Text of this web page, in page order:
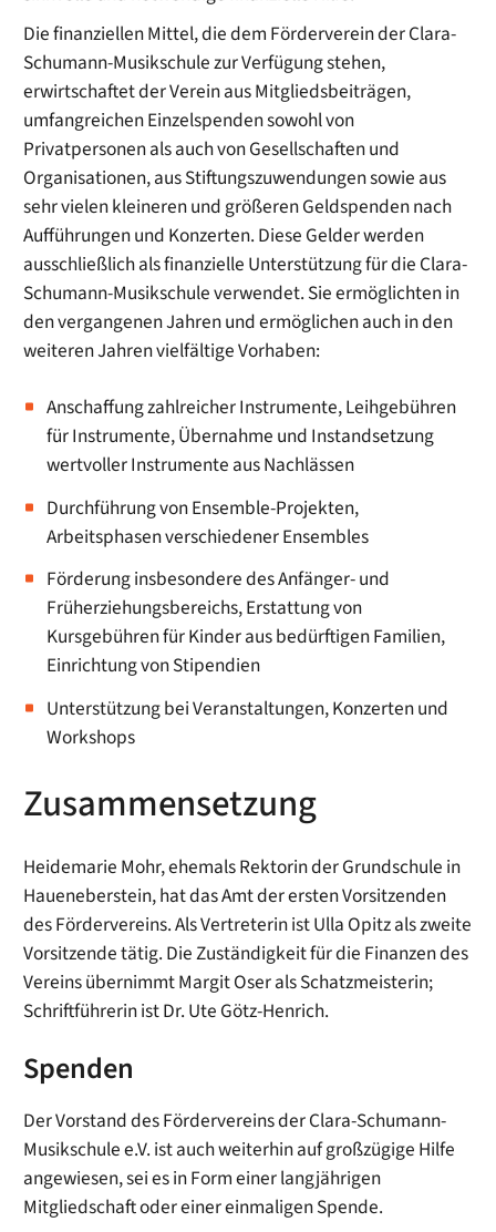
Die finanziellen Mittel, die dem Förderverein der Clara-
Schumann-Musikschule zur Verfügung stehen,
erwirtschaftet der Verein aus Mitgliedsbeiträgen,
umfangreichen Einzelspenden sowohl von
Privatpersonen als auch von Gesellschaften und
Organisationen, aus Stiftungszuwendungen sowie aus
sehr vielen kleineren und größeren Geldspenden nach
Aufführungen und Konzerten. Diese Gelder werden
ausschließlich als finanzielle Unterstützung für die Clara-
Schumann-Musikschule verwendet. Sie ermöglichten in
den vergangenen Jahren und ermöglichen auch in den
weiteren Jahren vielfältige Vorhaben:
Anschaffung zahlreicher Instrumente, Leihgebühren
für Instrumente, Übernahme und Instandsetzung
wertvoller Instrumente aus Nachlässen
Durchführung von Ensemble-Projekten,
Arbeitsphasen verschiedener Ensembles
Förderung insbesondere des Anfänger- und
Früherziehungsbereichs, Erstattung von
Kursgebühren für Kinder aus bedürftigen Familien,
Einrichtung von Stipendien
Unterstützung bei Veranstaltungen, Konzerten und
Workshops
Zusammensetzung
Heidemarie Mohr, ehemals Rektorin der Grundschule in
Haueneberstein, hat das Amt der ersten Vorsitzenden
des Fördervereins. Als Vertreterin ist Ulla Opitz als zweite
Vorsitzende tätig. Die Zuständigkeit für die Finanzen des
Vereins übernimmt Margit Oser als Schatzmeisterin;
Schriftführerin ist Dr. Ute Götz-Henrich.
Spenden
Der Vorstand des Fördervereins der Clara-Schumann-
Musikschule e.V. ist auch weiterhin auf großzügige Hilfe
angewiesen, sei es in Form einer langjährigen
Mitgliedschaft oder einer einmaligen Spende.